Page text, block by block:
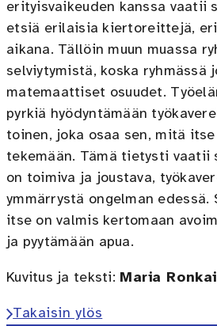
erityisvaikeuden kanssa vaatii
etsiä erilaisia kiertoreittejä,
aikana. Tällöin muun muassa
selviytymistä, koska ryhmässä
matemaattiset osuudet.
pyrkiä hyödyntämään
toinen, joka osaa sen, mitä
tekemään. Tämä tietysti vaatii
on toimiva ja joustava,
ymmärrystä ongelman edessä.
itse on valmis kertomaan
ja pyytämään apua.
Kuvitus ja teksti: Maria
Takaisin ylös